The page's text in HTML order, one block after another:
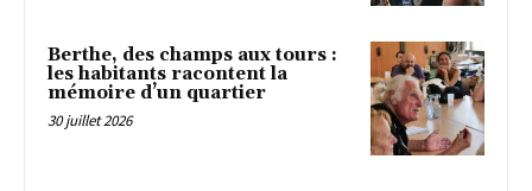
Berthe, des champs aux tours :
les habitants racontent la
mémoire d’un quartier
30 juillet 2026